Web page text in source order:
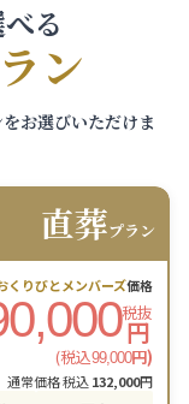
る
ン
お選びいただけま
直葬プラン
くりびとメンバーズ価格
税抜
円
(税込99,000円)
通常価格 税込132,000円